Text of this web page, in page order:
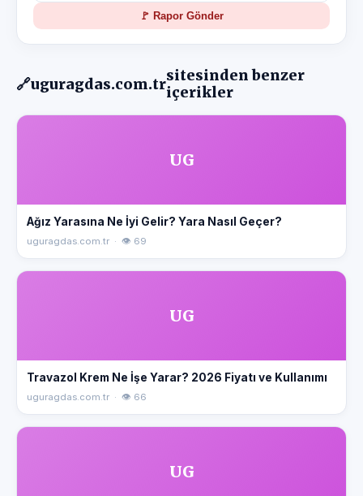
🚩 Rapor Gönder
🔗uguragdas.com.trsitesinden benzer
içerikler
UG
Ağız Yarasına Ne İyi Gelir? Yara Nasıl Geçer?
uguragdas.com.tr · 👁 69
UG
Travazol Krem Ne İşe Yarar? 2026 Fiyatı ve Kullanımı
uguragdas.com.tr · 👁 66
UG